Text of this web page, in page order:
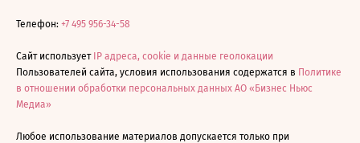
Телефон: +7 495 956-34-58
Сайт использует IP адреса, cookie и данные геолокации
Пользователей сайта, условия использования содержатся в Политике
в отношении обработки персональных данных АО «Бизнес Ньюс
Медиа»
Любое использование материалов допускается только при